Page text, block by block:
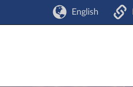
English